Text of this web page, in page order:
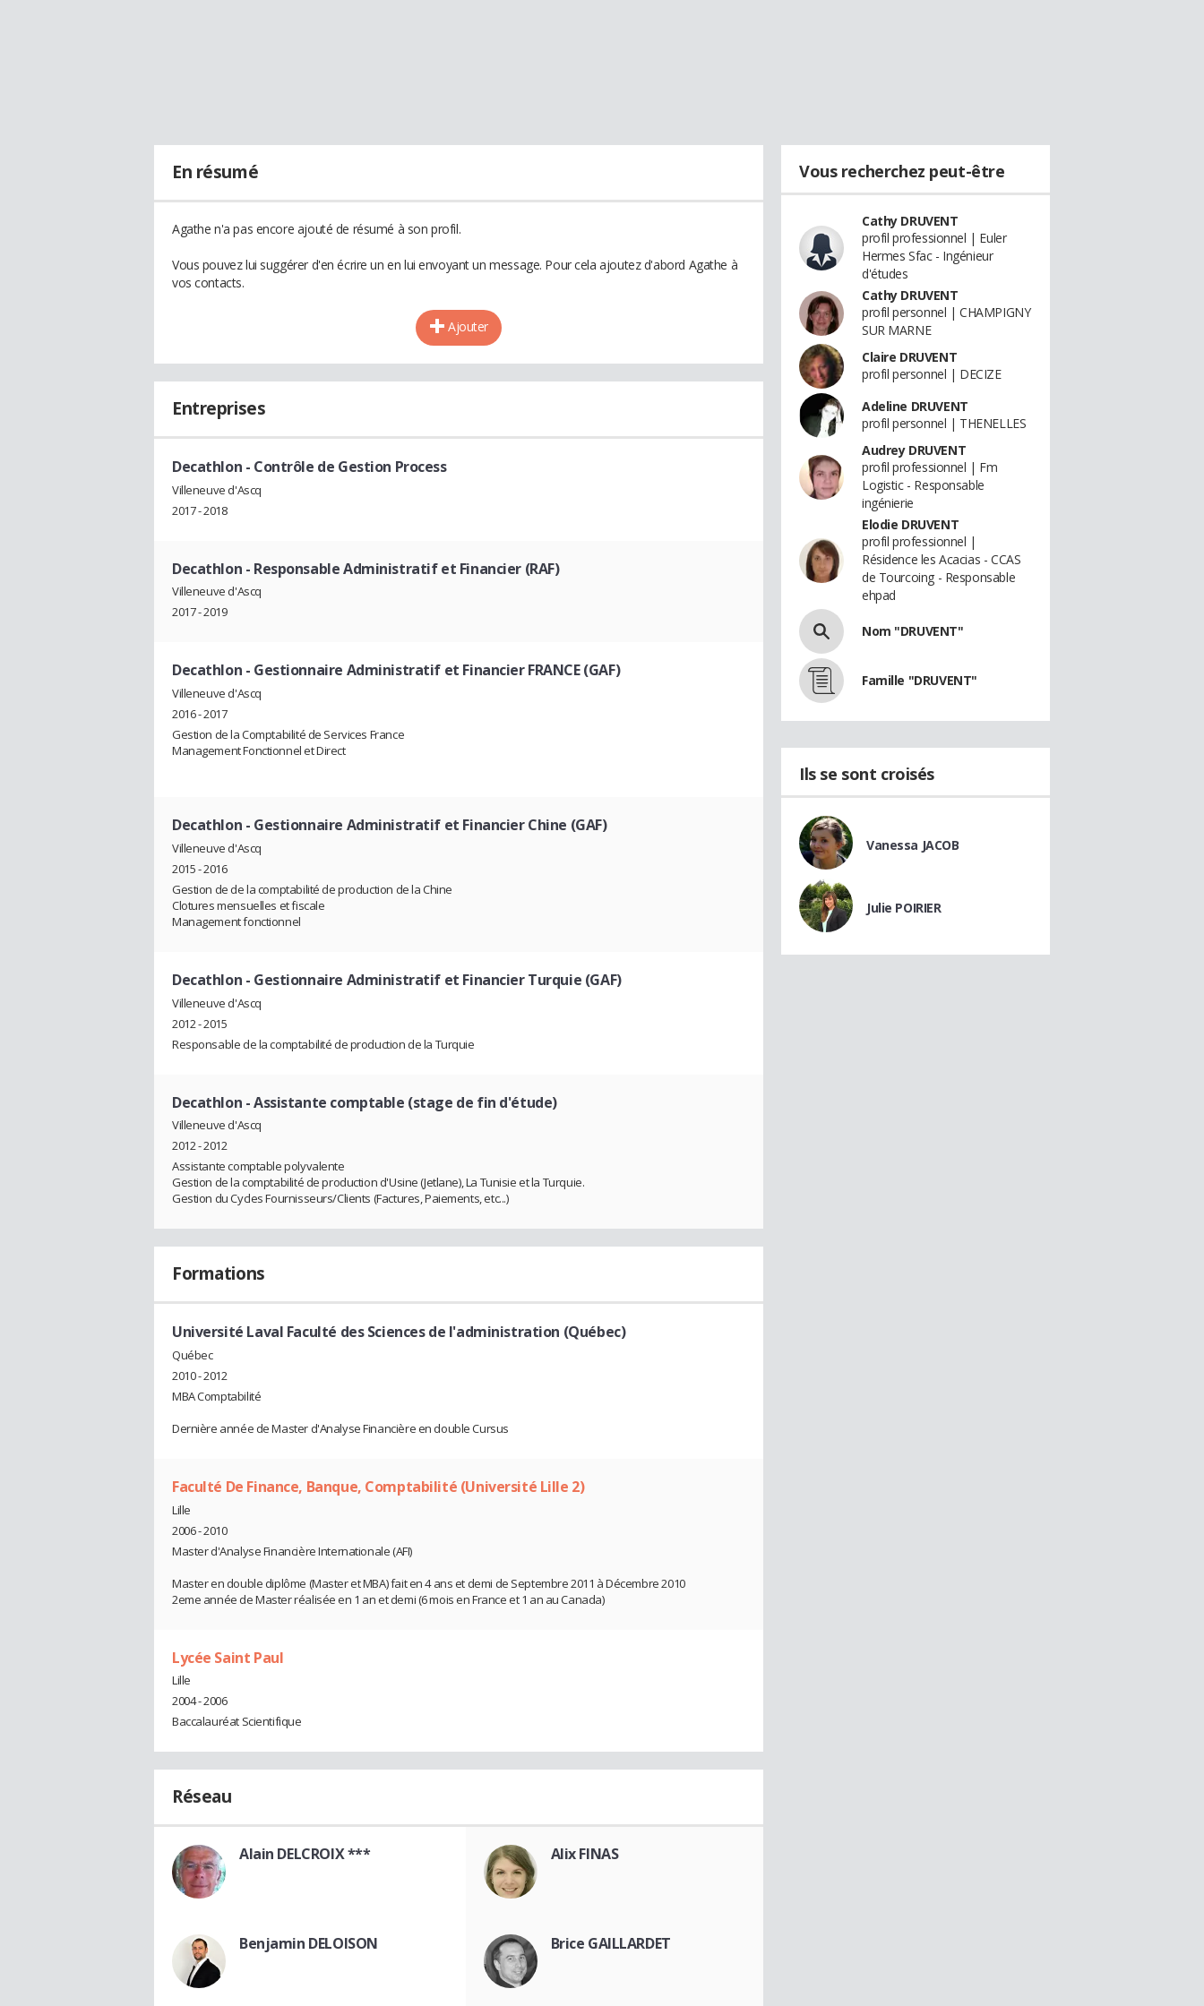
En résumé
Agathe n'a pas encore ajouté de résumé à son profil.
Vous pouvez lui suggérer d'en écrire un en lui envoyant un message. Pour cela ajoutez d'abord Agathe à
vos contacts.
Ajouter
Entreprises
Decathlon - Contrôle de Gestion Process
Villeneuve d'Ascq
2017 - 2018
Decathlon - Responsable Administratif et Financier (RAF)
Villeneuve d'Ascq
2017 - 2019
Decathlon - Gestionnaire Administratif et Financier FRANCE (GAF)
Villeneuve d'Ascq
2016 - 2017
Gestion de la Comptabilité de Services France
Management Fonctionnel et Direct
Decathlon - Gestionnaire Administratif et Financier Chine (GAF)
Villeneuve d'Ascq
2015 - 2016
Gestion de de la comptabilité de production de la Chine
Clotures mensuelles et fiscale
Management fonctionnel
Decathlon - Gestionnaire Administratif et Financier Turquie (GAF)
Villeneuve d'Ascq
2012 - 2015
Responsable de la comptabilité de production de la Turquie
Decathlon - Assistante comptable (stage de fin d'étude)
Villeneuve d'Ascq
2012 - 2012
Assistante comptable polyvalente
Gestion de la comptabilité de production d'Usine (Jetlane), La Tunisie et la Turquie.
Gestion du Cycles Fournisseurs/Clients (Factures, Paiements, etc...)
Formations
Université Laval Faculté des Sciences de l'administration (Québec)
Québec
2010 - 2012
MBA Comptabilité
Dernière année de Master d'Analyse Financière en double Cursus
Faculté De Finance, Banque, Comptabilité (Université Lille 2)
Lille
2006 - 2010
Master d'Analyse Financière Internationale (AFI)
Master en double diplôme (Master et MBA) fait en 4 ans et demi de Septembre 2011 à Décembre 2010
2eme année de Master réalisée en 1 an et demi (6 mois en France et 1 an au Canada)
Lycée Saint Paul
Lille
2004 - 2006
Baccalauréat Scientifique
Réseau
Alain DELCROIX *** Alix FINAS
Benjamin DELOISON Brice GAILLARDET
Vous recherchez peut-être
Cathy DRUVENT
profil professionnel | Euler
Hermes Sfac - Ingénieur
d'études
Cathy DRUVENT
profil personnel | CHAMPIGNY
SUR MARNE
Claire DRUVENT
profil personnel | DECIZE
Adeline DRUVENT
profil personnel | THENELLES
Audrey DRUVENT
profil professionnel | Fm
Logistic - Responsable
ingénierie
Elodie DRUVENT
profil professionnel |
Résidence les Acacias - CCAS
de Tourcoing - Responsable
ehpad
Nom "DRUVENT"
Famille "DRUVENT"
Ils se sont croisés
Vanessa JACOB
Julie POIRIER